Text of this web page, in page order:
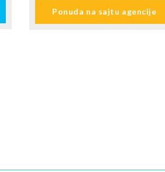
Ponuda na sajtu agencije